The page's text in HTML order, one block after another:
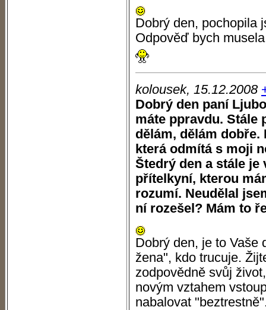
Dobrý den, pochopila
Odpověď bych
kolousek, 15.12.2008
Dobrý den paní
máte ppravdu. Stále
dělám, dělám
která odmítá s moji
Štedrý den a stále
přítelkyní, kterou
rozumí. Neudělal
ní rozešel? Mám to
Dobrý den, je to Vaše
žena", kdo trucuje.
zodpovědně svůj
novým vztahem
nabalovat